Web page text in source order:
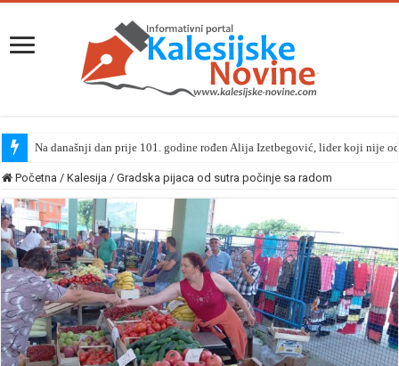
Na današnji dan prije 101. godine rođen Alija Izetbegović, lider koji nije
Početna / Kalesija / Gradska pijaca od sutra počinje sa radom